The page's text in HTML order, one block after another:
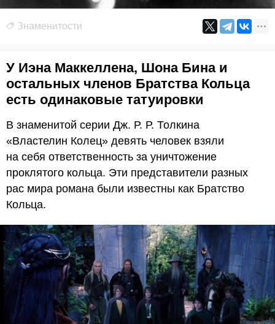
Знаменитости
У Иэна Маккеллена, Шона Бина и
остальных членов Братства Кольца
есть одинаковые татуировки
В знаменитой серии Дж. Р. Р. Толкина
«Властелин Колец» девять человек взяли
на себя ответственность за уничтожение
проклятого кольца. Эти представители разных
рас мира романа были известны как Братство
Кольца.